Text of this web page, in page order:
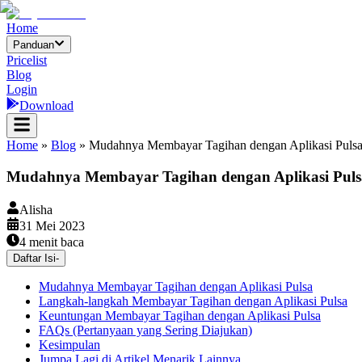
Home
Panduan
Pricelist
Blog
Login
Download
Home » Blog » Mudahnya Membayar Tagihan dengan Aplikasi Pulsa
Mudahnya Membayar Tagihan dengan Aplikasi
Alisha
31 Mei 2023
4 menit baca
Daftar Isi-
Mudahnya Membayar Tagihan dengan Aplikasi Pulsa
Langkah-langkah Membayar Tagihan dengan Aplikasi Pulsa
Keuntungan Membayar Tagihan dengan Aplikasi Pulsa
FAQs (Pertanyaan yang Sering Diajukan)
Kesimpulan
Jumpa Lagi di Artikel Menarik Lainnya